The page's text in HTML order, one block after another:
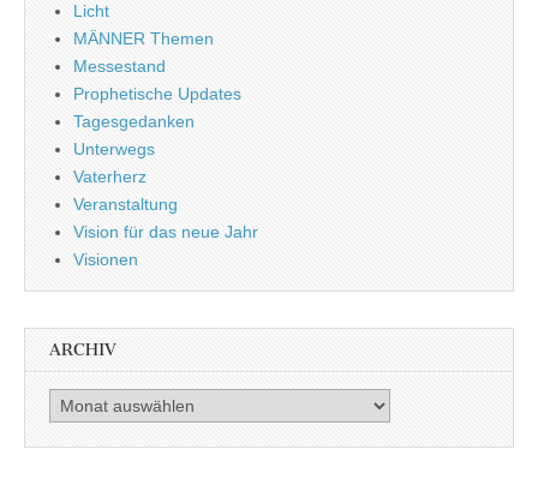
Licht
MÄNNER Themen
Messestand
Prophetische Updates
Tagesgedanken
Unterwegs
Vaterherz
Veranstaltung
Vision für das neue Jahr
Visionen
ARCHIV
Archiv